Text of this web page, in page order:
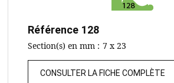
Référence 128
Section(s) en mm : 7 x 23
CONSULTER LA FICHE COMPLÈTE